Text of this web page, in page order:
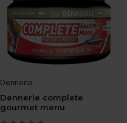
Dennerle
Dennerle complete
gourmet menu